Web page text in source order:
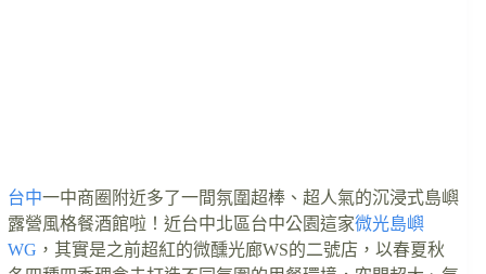
台中一中商圈附近多了一間氛圍超棒、超人氣的沉浸式島嶼
露營風格餐酒館啦！近台中北區台中公園這家微光島嶼
WG ，其實是之前超紅的微醺光廊WS的二號店，以春夏秋